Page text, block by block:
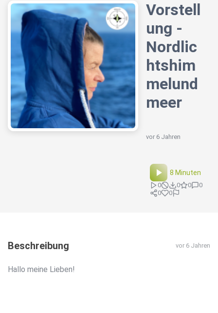
Vorstell
ung -
Nordlic
htshim
melund
meer
vor 6 Jahren
8 Minuten
0 0 0
0
0
0
Beschreibung vor 6 Jahren
Hallo meine Lieben!